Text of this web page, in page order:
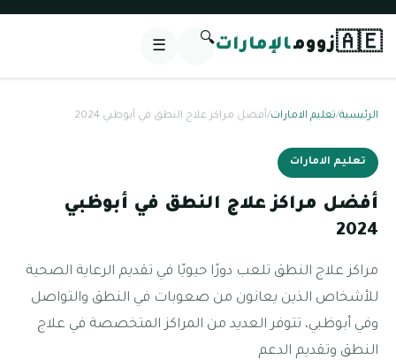
🇦🇪زوومالإمارات🔍
☰
الرئيسية/تعليم الامارات/أفضل مراكز علاج النطق في أبوظبي 2024
تعليم الامارات
أفضل مراكز علاج النطق في أبوظبي
2024
مراكز علاج النطق تلعب دورًا حيويًا في تقديم الرعاية الصحية
للأشخاص الذين يعانون من صعوبات في النطق والتواصل
وفي أبوظبي، تتوفر العديد من المراكز المتخصصة في علاج
النطق وتقديم الدعم